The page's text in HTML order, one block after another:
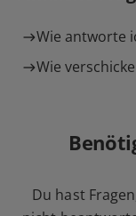
Wie antworte
Wie
Du hast